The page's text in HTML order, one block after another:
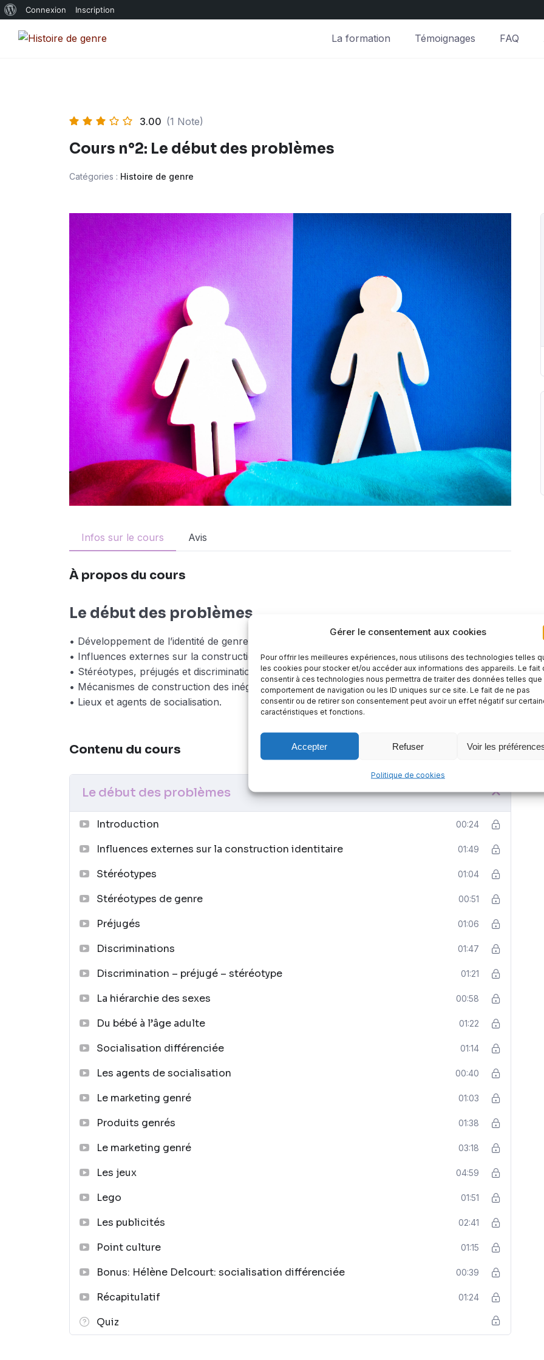
Gérer le consentement aux cookies
Pour offrir les meilleures expériences, nous utilisons des technologies telles
les cookies pour stocker et/ou accéder aux informations des appareils. Le fait
consentir à ces technologies nous permettra de traiter des données telles que
comportement de navigation ou les ID uniques sur ce site. Le fait de ne pas
consentir ou de retirer son consentement peut avoir un effet négatif sur
caractéristiques et fonctions.
Accepter Refuser Voir les
Politique de cookies
propos
Connexion Inscription
La formation Témoignages FAQ
3.00 (1 Note)
Cours n°2: Le début des problèmes
Catégories : Histoire de genre
Infos sur le cours Avis
À propos du cours
Le début des problèmes
• Développement de l’identité de genre.
• Influences externes sur la construction identitaire.
• Stéréotypes, préjugés et discriminations.
• Mécanismes de construction des inégalités de genre.
• Lieux et agents de socialisation.
Contenu du cours
Le début des problèmes
Introduction 00:24
Influences externes sur la construction identitaire 01:49
Stéréotypes 01:04
Stéréotypes de genre 00:51
Préjugés 01:06
Discriminations 01:47
Discrimination – préjugé – stéréotype 01:21
La hiérarchie des sexes 00:58
Du bébé à l’âge adulte 01:22
Socialisation différenciée 01:14
Les agents de socialisation 00:40
Le marketing genré 01:03
Produits genrés 01:38
Le marketing genré 03:18
Les jeux 04:59
Lego 01:51
Les publicités 02:41
Point culture 01:15
Bonus: Hélène Delcourt: socialisation différenciée 00:39
Récapitulatif 01:24
Quiz